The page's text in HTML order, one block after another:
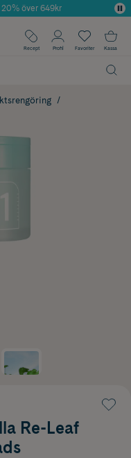
över 649kr
Recept Profil Favoriter Kassa
Re-Leaf